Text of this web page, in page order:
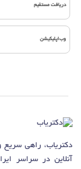
دریافت مستقیم
وب‌اپلیکیشن
دکتریاب، راهی سریع
آنلاین در سراسر